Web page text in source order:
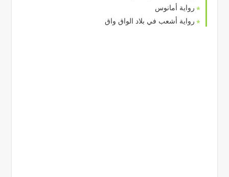
رواية أمانوس
رواية أشعب في بلاد الواق واق